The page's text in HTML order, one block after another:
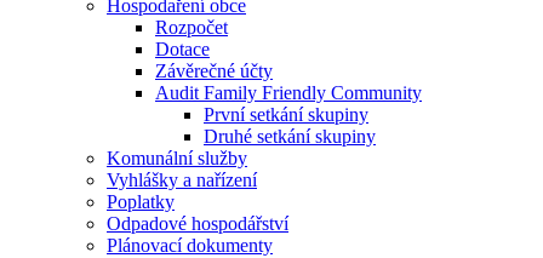
Hospodaření obce
Rozpočet
Dotace
Závěrečné účty
Audit Family Friendly Community
První setkání skupiny
Druhé setkání skupiny
Komunální služby
Vyhlášky a nařízení
Poplatky
Odpadové hospodářství
Plánovací dokumenty